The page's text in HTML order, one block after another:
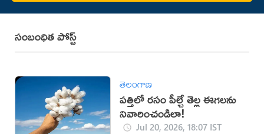
సంబంధిత పోస్ట్
తెలంగాణ
పత్తిలో రసం పీల్చే తెల్ల ఈగలను
నివారించండిలా!
Jul 20, 2026, 18:07 IST